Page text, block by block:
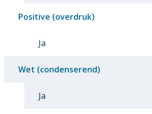
Positive (overdruk)
Ja
Wet (condenserend)
Ja